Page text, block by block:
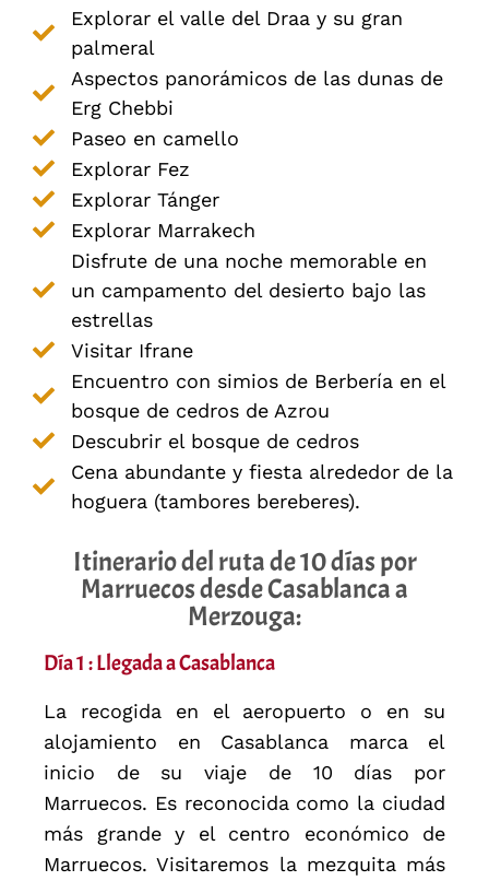
Explorar el valle del Draa y su gran
palmeral
Aspectos panorámicos de las dunas de
Erg Chebbi
Paseo en camello
Explorar Fez
Explorar Tánger
Explorar Marrakech
Disfrute de una noche memorable en
un campamento del desierto bajo las
estrellas
Visitar Ifrane
Encuentro con simios de Berbería en el
bosque de cedros de Azrou
Descubrir el bosque de cedros
Cena abundante y fiesta alrededor de la
hoguera (tambores bereberes).
Itinerario del ruta de 10 días por
Marruecos desde Casablanca a
Merzouga:
Día 1 : Llegada a Casablanca
La recogida en el aeropuerto o en su
alojamiento en Casablanca marca el
inicio de su viaje de 10 días por
Marruecos. Es reconocida como la ciudad
más grande y el centro económico de
Marruecos. Visitaremos la mezquita más